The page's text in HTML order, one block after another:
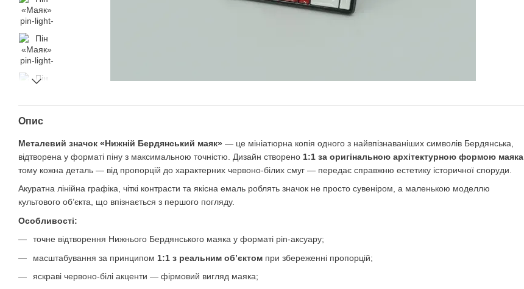
Опис
Металевий значок «Нижній Бердянський маяк» — це мініатюрна копія одного з найвпізнаваніших символів Бердянська,
відтворена у форматі піну з максимальною точністю. Дизайн створено 1:1 за оригінальною архітектурною формою маяка
тому кожна деталь — від пропорцій до характерних червоно-білих смуг — передає справжню естетику історичної споруди.
Акуратна лінійна графіка, чіткі контрасти та якісна емаль роблять значок не просто сувеніром, а маленькою моделлю
культового об’єкта, що впізнається з першого погляду.
Особливості:
точне відтворення Нижнього Бердянського маяка у форматі pin-аксуару;
масштабування за принципом 1:1 з реальним об’єктом при збереженні пропорцій;
яскраві червоно-білі акценти — фірмовий вигляд маяка;